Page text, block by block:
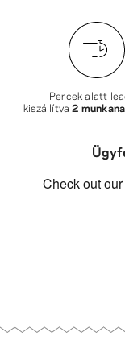
Percek alatt
kiszállítva2